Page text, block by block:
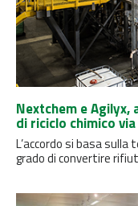
Nextchem e
di riciclo chimico
L’accordo si basa sulla
grado di convertire